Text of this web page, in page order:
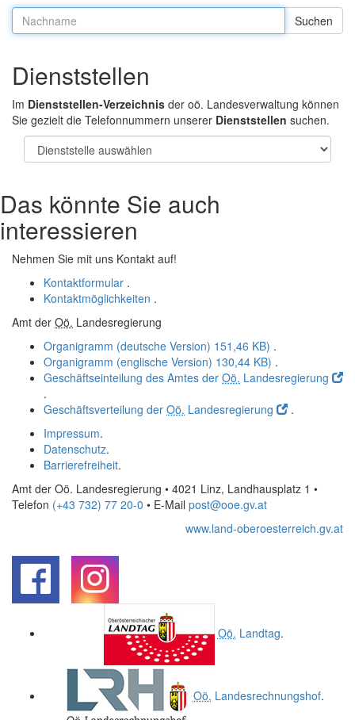
Nachname:
Dienststellen
Im Dienststellen-Verzeichnis der oö. Landesverwaltung können
Sie gezielt die Telefonnummern unserer Dienststellen suchen.
Das könnte Sie auch
interessieren
Nehmen Sie mit uns Kontakt auf!
Kontaktformular .
Kontaktmöglichkeiten .
Amt der Oö. Landesregierung
Organigramm (deutsche Version) 151,46 KB) .
Organigramm (englische Version) 130,44 KB) .
Geschäftseinteilung des Amtes der Oö. Landesregierung
.
Geschäftsverteilung der Oö. Landesregierung
.
Impressum.
Datenschutz.
Barrierefreiheit.
Amt der Oö. Landesregierung • 4021 Linz, Landhausplatz 1 •
Telefon (+43 732) 77 20-0 • E-Mail post@ooe.gv.at
www.land-oberoesterreich.gv.at
Oö. Landtag.
Oö. Landesrechnungshof.